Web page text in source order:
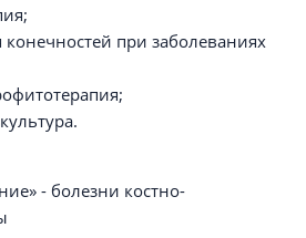
конечностей при заболеваниях
- болезни костно-